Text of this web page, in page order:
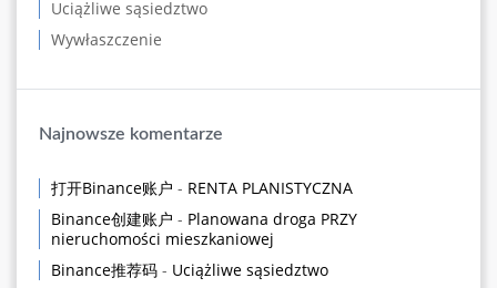
Uciążliwe sąsiedztwo
Wywłaszczenie
Najnowsze komentarze
打开Binance账户 - RENTA PLANISTYCZNA
Binance创建账户 - Planowana droga PRZY
nieruchomości mieszkaniowej
Binance推荐码 - Uciążliwe sąsiedztwo